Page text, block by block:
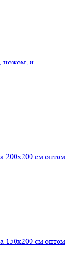
ножом, и
200х200 см оптом
150х200 см оптом